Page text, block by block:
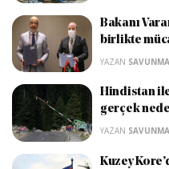
Bakanı
birlikte
YAZAN
Hindistan
gerçek
YAZAN
Kuzey